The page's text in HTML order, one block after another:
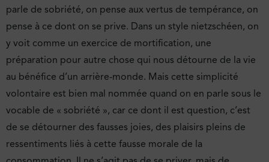
parle de sobriété, on pense aux vertus de tempérance, on
pense à ce dont on se prive. Dans un style nietzschéen, on
y voit comme un exercice de mortification, une
préparation pour autre chose qui nous détourne de la vie
au bénéfice d’un arrière-monde. Mais cette simplicité
volontaire est bien mal nommée quand on en parle sous le
vocable de « sobriété », car ce dont il est question, c’est
de se détourner des fausses joies, des plaisirs pleins de
ressentiments liés à cette fausse morale de la